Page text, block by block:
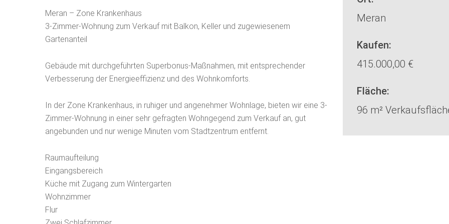
Meran – Zone Krankenhaus
3-Zimmer-Wohnung zum Verkauf mit Balkon, Keller und zugewiesenem
Gartenanteil
Gebäude mit durchgeführten Superbonus-Maßnahmen, mit entsprechender
Verbesserung der Energieeffizienz und des Wohnkomforts.
In der Zone Krankenhaus, in ruhiger und angenehmer Wohnlage, bieten wir eine 3-
Zimmer-Wohnung in einer sehr gefragten Wohngegend zum Verkauf an, gut
angebunden und nur wenige Minuten vom Stadtzentrum entfernt.
Raumaufteilung
Eingangsbereich
Küche mit Zugang zum Wintergarten
Wohnzimmer
Flur
Meran
Kaufen:
415.000,00 €
Fläche:
96 m²